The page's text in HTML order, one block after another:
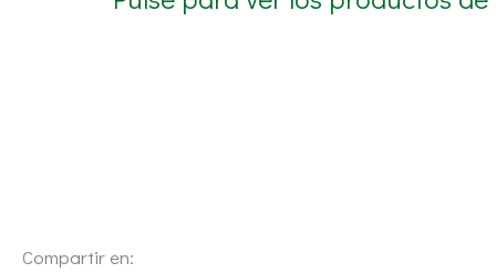
Compartir en: